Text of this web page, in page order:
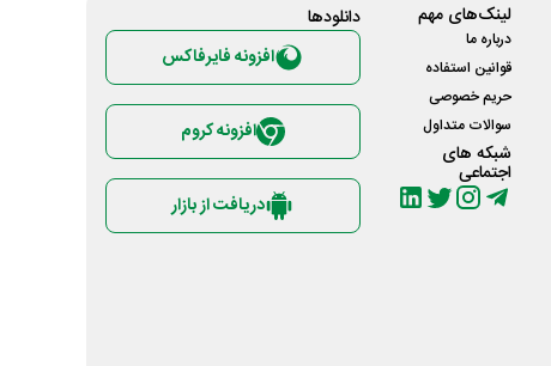
لینک‌های مهم
درباره ما
قوانین استفاده
حریم خصوصی
سوالات متداول
شبکه های
اجتماعی
دانلود‌ها
افزونه فایرفاکس
افزونه کروم
دریافت از بازار